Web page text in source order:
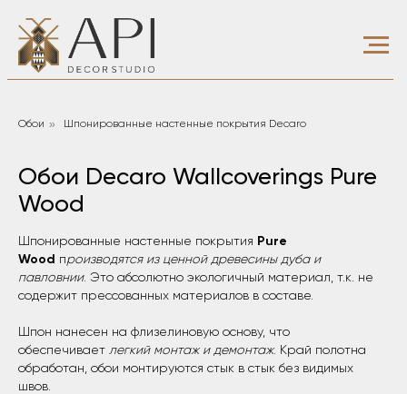
Обои » Шпонированные настенные покрытия Decaro
Обои Decaro Wallcoverings Pure
Wood
Шпонированные настенные покрытия Pure
Wood производятся из ценной древесины дуба и
павловнии. Это абсолютно экологичный материал, т.к. не
содержит прессованных материалов в составе.
Шпон нанесен на флизелиновую основу, что
обеспечивает легкий монтаж и демонтаж. Край полотна
обработан, обои монтируются стык в стык без видимых
швов.